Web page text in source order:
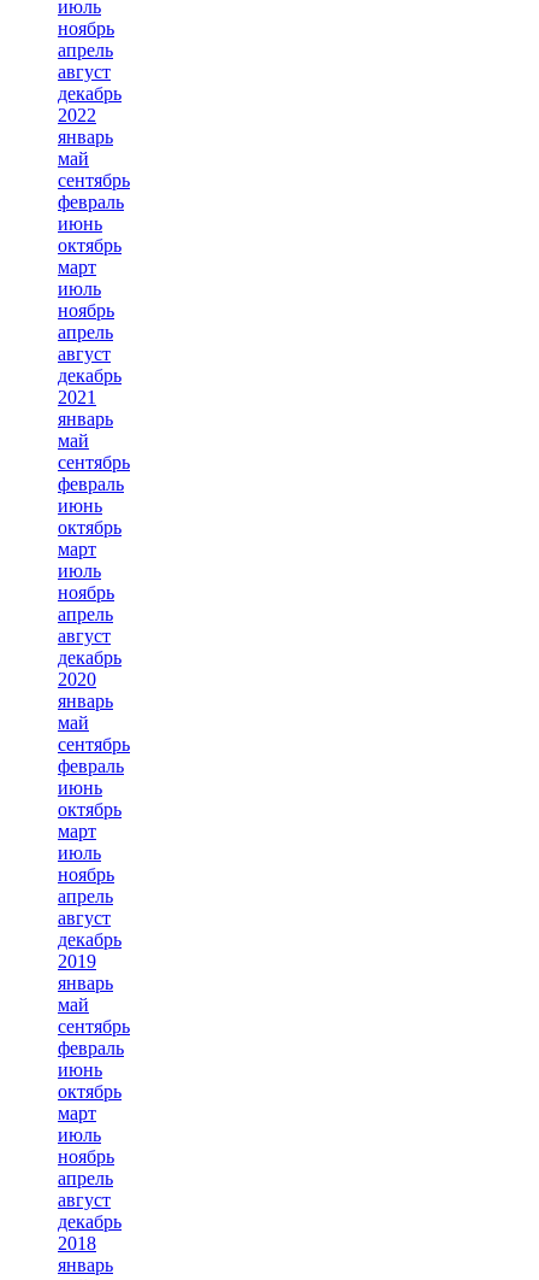
июль
ноябрь
апрель
август
декабрь
2022
январь
май
сентябрь
февраль
июнь
октябрь
март
июль
ноябрь
апрель
август
декабрь
2021
январь
май
сентябрь
февраль
июнь
октябрь
март
июль
ноябрь
апрель
август
декабрь
2020
январь
май
сентябрь
февраль
июнь
октябрь
март
июль
ноябрь
апрель
август
декабрь
2019
январь
май
сентябрь
февраль
июнь
октябрь
март
июль
ноябрь
апрель
август
декабрь
2018
январь